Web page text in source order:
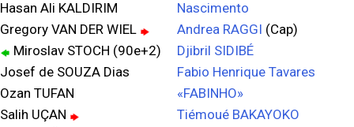
Hasan Ali KALDIRIM
Gregory VAN DER WIEL
Miroslav STOCH (90e+2)
Josef de SOUZA Dias
Ozan TUFAN
Salih UÇAN
Nascimento
Andrea RAGGI (Cap)
Djibril SIDIBÉ
Fabio Henrique Tavares
«FABINHO»
Tiémoué BAKAYOKO